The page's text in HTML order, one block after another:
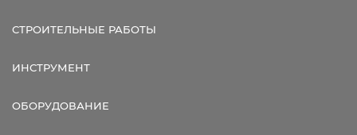
СТРОИТЕЛЬНЫЕ РАБОТЫ
ИНСТРУМЕНТ
ОБОРУДОВАНИЕ